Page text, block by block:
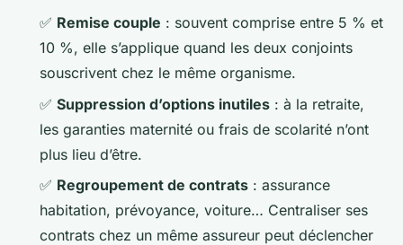
✅ Remise couple : souvent comprise entre 5 % et
10 %, elle s’applique quand les deux conjoints
souscrivent chez le même organisme.
✅ Suppression d’options inutiles : à la retraite,
les garanties maternité ou frais de scolarité n’ont
plus lieu d’être.
✅ Regroupement de contrats : assurance
habitation, prévoyance, voiture… Centraliser ses
contrats chez un même assureur peut déclencher